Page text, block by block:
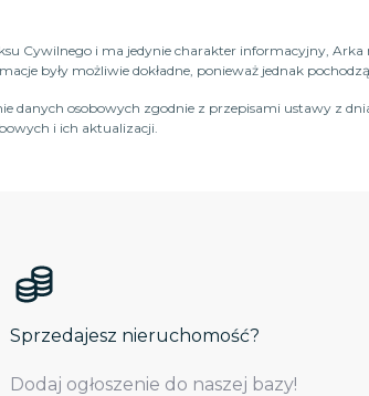
Cywilnego i ma jedynie charakter informacyjny,
były możliwie dokładne, ponieważ jednak
osobowych zgodnie z przepisami ustawy z
i ich aktualizacji.
Sprzedajesz nieruchomość?
Dodaj ogłoszenie do naszej bazy!